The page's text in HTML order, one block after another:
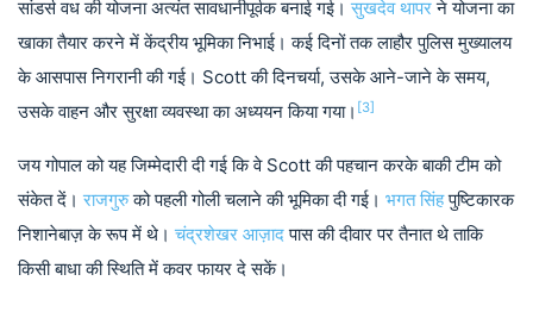
सांडर्स वध की योजना अत्यंत सावधानीपूर्वक बनाई गई।सुखदेव थापरने योजना का
खाका तैयार करने में केंद्रीय भूमिका निभाई। कई दिनों तक लाहौर पुलिस मुख्यालय
के आसपास निगरानी की गई। Scott की दिनचर्या, उसके आने-जाने के समय,
उसके वाहन और सुरक्षा व्यवस्था का अध्ययन किया गया। [3]
जय गोपाल को यह जिम्मेदारी दी गई कि वे Scott की पहचान करके बाकी टीम को
संकेत दें।राजगुरुको पहली गोली चलाने की भूमिका दी गई। भगत सिंहपुष्टिकारक
निशानेबाज़ के रूप में थे।चंद्रशेखर आज़ादपास की दीवार पर तैनात थे ताकि
किसी बाधा की स्थिति में कवर फायर दे सकें।